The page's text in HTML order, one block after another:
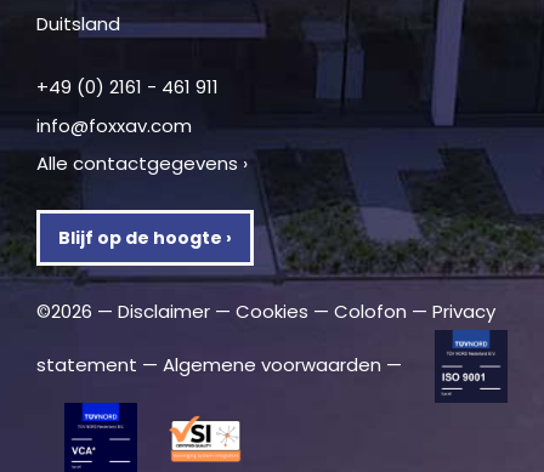
Duitsland
+49 (0) 2161 - 461 911
info@foxxav.com
Alle contactgegevens ›
Blijf op de hoogte ›
©2026 — Disclaimer — Cookies — Colofon — Privacy
statement — Algemene voorwaarden —